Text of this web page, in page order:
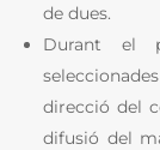
de dues.
Durant el
direcció del
difusió del